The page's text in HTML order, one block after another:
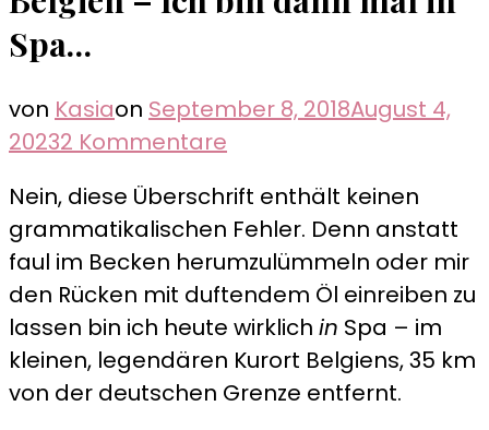
Spa…
von Kasiaon September 8, 2018August 4,
20232 Kommentare
–
Ich
bin
dann
mal
in
Spa…
Nein, diese Überschrift enthält keinen
grammatikalischen Fehler. Denn anstatt
faul im Becken herumzulümmeln oder mir
den Rücken mit duftendem Öl einreiben zu
lassen bin ich heute wirklich in Spa – im
kleinen, legendären Kurort Belgiens, 35 km
von der deutschen Grenze entfernt.